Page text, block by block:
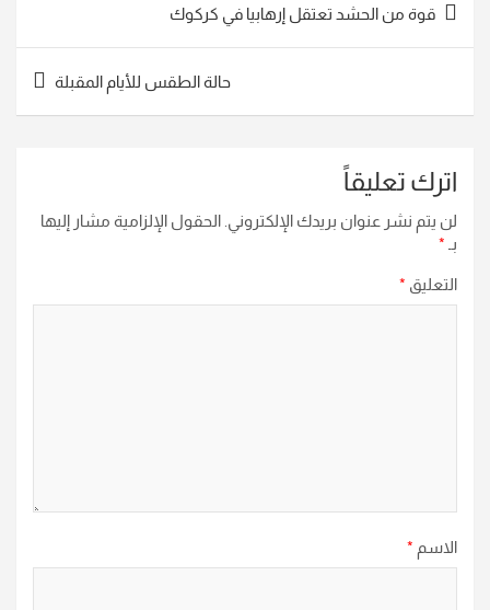
المقالات
قوة من الحشد تعتقل إرهابيا في كركوك
حالة الطقس للأيام المقبلة
اترك تعليقاً
لن يتم نشر عنوان بريدك الإلكتروني. الحقول الإلزامية مشار إليها
بـ *
التعليق *
الاسم *